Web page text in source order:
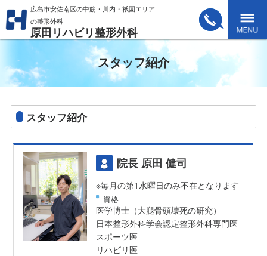
広島市安佐南区の中筋・川内・祇園エリア
の整形外科
原田リハビリ整形外科
Menu
Tel. 082-
スタッフ紹介
スタッフ紹介
院長 原田 健司
※毎月の第1水曜日のみ不在となります
資格
医学博士（大腿骨頭壊死の研究）
日本整形外科学会認定整形外科専門医
スポーツ医
リハビリ医